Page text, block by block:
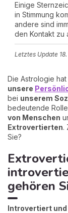
Einige
in Stimmung
andere sind
den Kontakt zu
Letztes Update
Die Astrologie
unsere
bei unserem
bedeutende
von Menschen
Extrovertierten.
Sie?
gehören
Introvertiert